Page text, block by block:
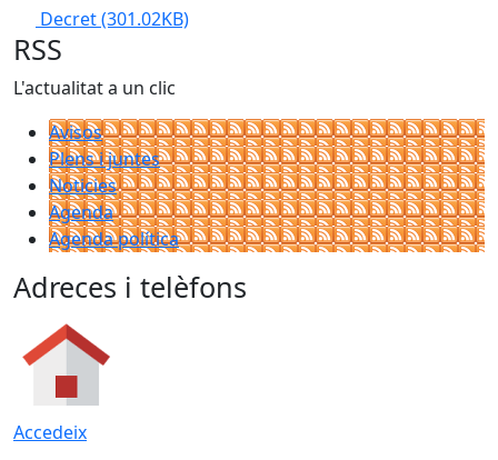
Decret(301.02KB)
RSS
L'actualitat a un clic
Avisos
Plens i juntes
Noticies
Agenda
Agenda política
Adreces i telèfons
Accedeix